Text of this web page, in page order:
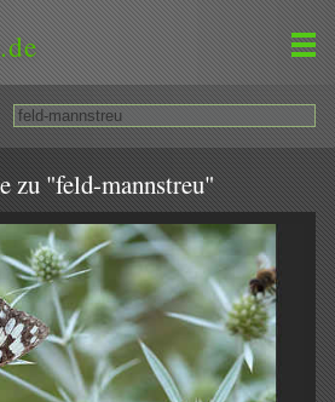
zu "feld-mannstreu"